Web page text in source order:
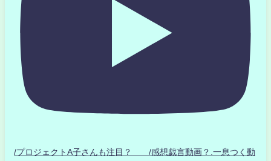
/プロジェクトA子さんも注目？ /感想戯言動画？.一息つく動